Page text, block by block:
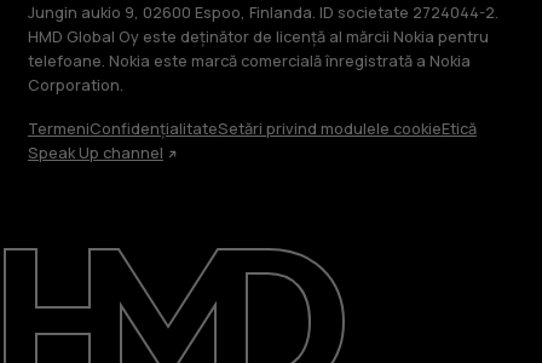
Despre
Repară, reutilizează, reciclează
Asistență
Jungin aukio 9, 02600 Espoo, Finlanda. ID societate 2724044-2.
HMD Global Oy este deținător de licență al mărcii Nokia pentru
telefoane. Nokia este marcă comercială înregistrată a Nokia
Corporation.
TermeniConfidențialitateSetări privind modulele cookieEtică
Speak Up channel